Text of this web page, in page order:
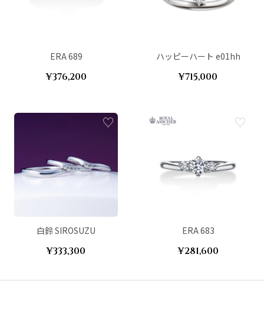
ERA 689
¥376,200
ハッピーハート e01hh
¥715,000
白鈴 SIROSUZU
¥333,300
ERA 683
¥281,600